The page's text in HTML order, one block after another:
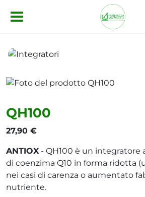
Salta al contenuto principale
QH100
27,90 €
ANTIOX - QH100 è un integratore
di coenzima Q10 in forma ridotta
nei casi di carenza o aumentato
nutriente.